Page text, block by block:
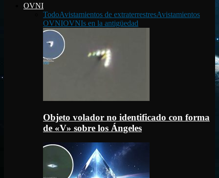
OVNI
TodoAvistamientos de extraterrestresAvistamientos
OVNIOVNIs en la antigüedad
Objeto volador no identificado con forma
de «V» sobre los Ángeles